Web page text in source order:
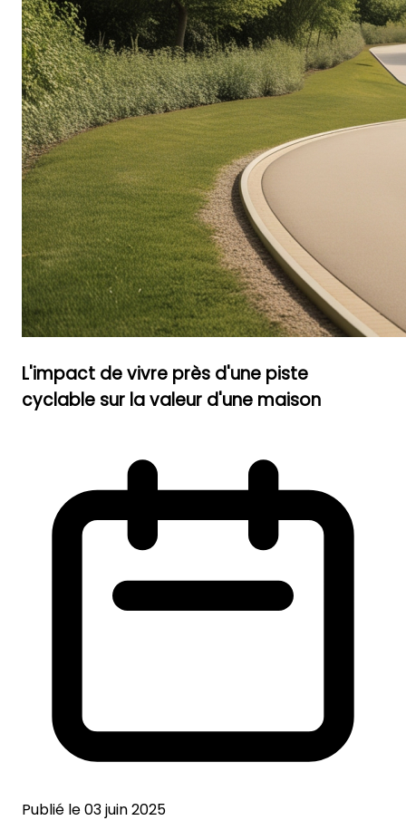
L'impact de vivre près d'une piste
cyclable sur la valeur d'une maison
Publié le 03 juin 2025